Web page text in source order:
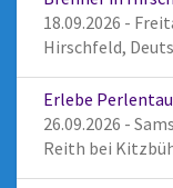
18.09.2026 -
Hirschfeld,
Erlebe
26.09.2026 -
Reith bei